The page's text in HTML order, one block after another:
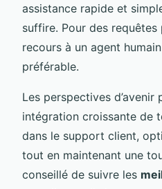
assistance rapide et
suffire. Pour des
recours à un agent
préférable.
Les perspectives d’avenir
intégration croissante de
dans le support client,
tout en maintenant une
conseillé de suivre les